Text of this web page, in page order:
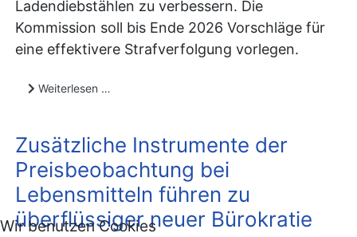
Ladendiebstählen zu verbessern. Die
Kommission soll bis Ende 2026 Vorschläge für
eine effektivere Strafverfolgung vorlegen.
Weiterlesen …
Zusätzliche Instrumente der
Preisbeobachtung bei
Lebensmitteln führen zu
überflüssiger neuer Bürokratie
Wir benutzen Cookies